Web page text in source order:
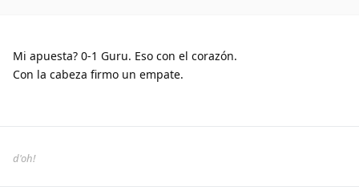
Mi apuesta? 0-1 Guru. Eso con el corazón.
Con la cabeza firmo un empate.
d'oh!